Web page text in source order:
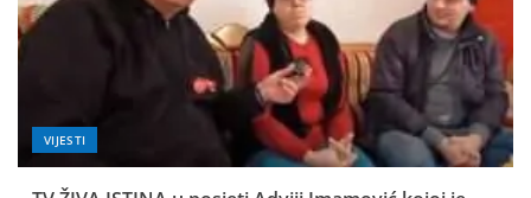
VIJESTI